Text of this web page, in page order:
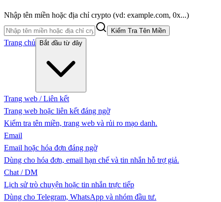
Nhập tên miền hoặc địa chỉ crypto (vd: example.com, 0x...)
Kiểm Tra Tên Miền
Trang chủ Bắt đầu từ đây
Trang web / Liên kết
Trang web hoặc liên kết đáng ngờ
Kiểm tra tên miền, trang web và rủi ro mạo danh.
Email
Email hoặc hóa đơn đáng ngờ
Dùng cho hóa đơn, email hạn chế và tin nhắn hỗ trợ giả.
Chat / DM
Lịch sử trò chuyện hoặc tin nhắn trực tiếp
Dùng cho Telegram, WhatsApp và nhóm đầu tư.